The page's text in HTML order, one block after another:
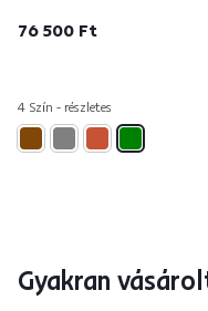
76 500 Ft
4 Szín - részletes
Gyakran